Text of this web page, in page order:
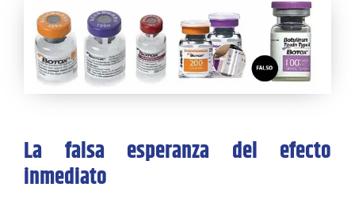
La falsa esperanza del efecto
inmediato